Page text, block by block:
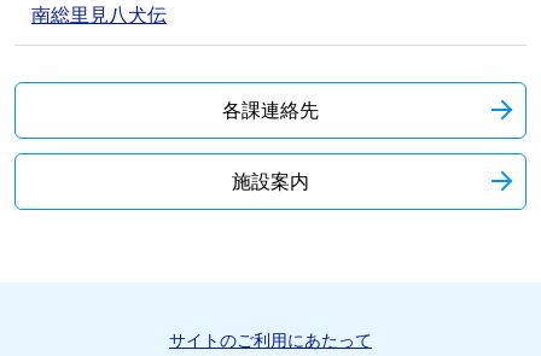
南総里見八犬伝
各課連絡先
施設案内
サイトのご利用にあたって